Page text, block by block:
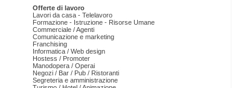
Offerte di lavoro
Lavori da casa - Telelavoro
Formazione - Istruzione - Risorse Umane
Commerciale / Agenti
Comunicazione e marketing
Franchising
Informatica / Web design
Hostess / Promoter
Manodopera / Operai
Negozi / Bar / Pub / Ristoranti
Segreteria e amministrazione